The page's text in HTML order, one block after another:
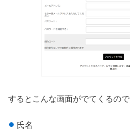
するとこんな画面がでてくるので
氏名